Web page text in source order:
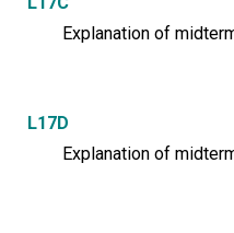
Explanation of midterm
L17D
Explanation of midterm